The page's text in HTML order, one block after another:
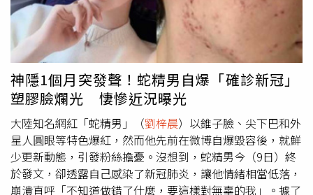
翻攝自劉梓晨Chen微博） 劉梓晨
隔天還曬出未修圖的自拍
照，因為懶得調色，所以直接PO出原圖，他幽默表示：
「真的是魔鬼」，並希望大家原諒他。（圖／翻攝自
劉梓晨
Chen微博）消息曝光後，引發熱烈討論，「太棒了，終於
痊癒了，恭喜恭喜」、「康復就好，一定要快快樂樂的」、
「你的狀態和以前不一樣了，真的很好」，還有粉絲表示：
「現在怎麼越來越好看了」、「怎感覺你長得正常了點
呢」、「變好看了哇」、「看到你正常了不少我很欣慰」。
神隱1個月突發聲！蛇精男自爆「確診新冠」
塑膠臉爛光 悽慘近況曝光
大陸知名網紅「蛇精男」（劉梓晨）以錐子臉、尖下巴和外
星人圓眼等特色爆紅，然而他先前在微博自爆毀容後，就鮮
少更新動態，引發粉絲擔憂。沒想到，蛇精男今（9日）終
於發文，卻透露自己感染了新冠肺炎，讓他情緒相當低落，
崩潰直呼「不知道做錯了什麼，要這樣對無辜的我」。據了